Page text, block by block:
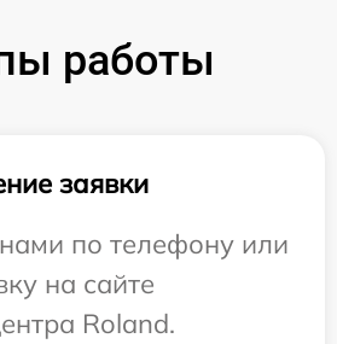
работы
заявки
по телефону или
на сайте
Roland.